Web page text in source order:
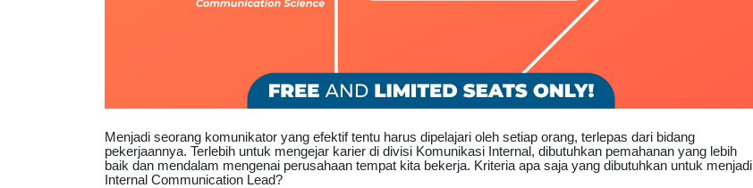
Menjadi seorang komunikator yang efektif tentu harus dipelajari oleh setiap orang, terlepas dari bidang
pekerjaannya. Terlebih untuk mengejar karier di divisi Komunikasi Internal, dibutuhkan pemahanan yang lebih
baik dan mendalam mengenai perusahaan tempat kita bekerja. Kriteria apa saja yang dibutuhkan untuk menjadi
Internal Communication Lead?